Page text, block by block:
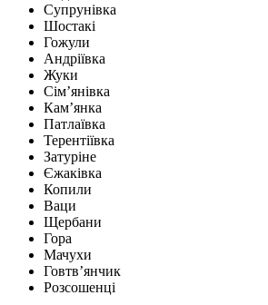
Супрунівка
Шостакі
Гожули
Андріївка
Жуки
Сім’янівка
Кам’янка
Патлаївка
Терентіївка
Затуріне
Єжаківка
Копили
Ваци
Щербани
Гора
Мачухи
Говтв’янчик
Розсошенці